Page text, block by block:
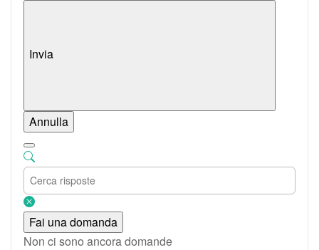
Invia
Annulla
Fai una domanda
Non ci sono ancora domande